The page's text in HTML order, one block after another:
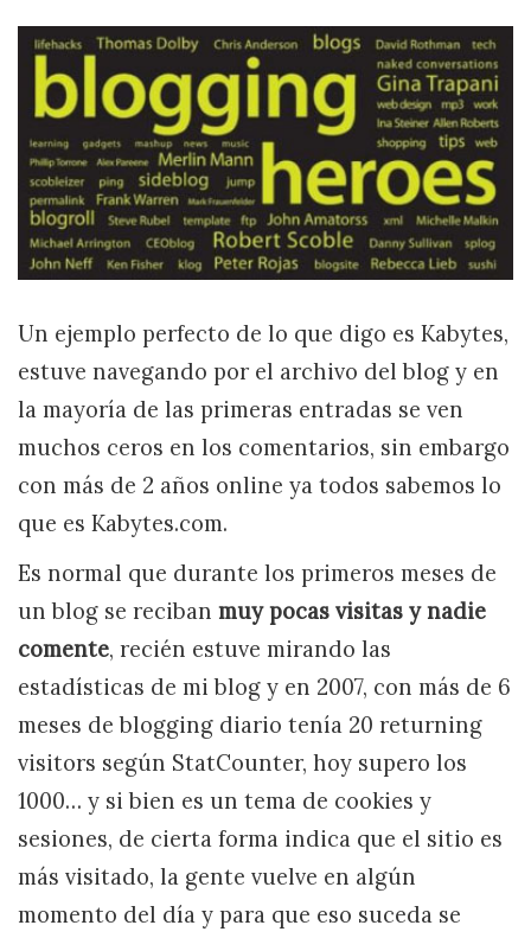
Un ejemplo perfecto de lo que digo es Kabytes,
estuve navegando por el archivo del blog y en
la mayoría de las primeras entradas se ven
muchos ceros en los comentarios, sin embargo
con más de 2 años online ya todos sabemos lo
que es Kabytes.com.
Es normal que durante los primeros meses de
un blog se reciban muy pocas visitas y nadie
comente, recién estuve mirando las
estadísticas de mi blog y en 2007, con más de 6
meses de blogging diario tenía 20 returning
visitors según StatCounter, hoy supero los
1000… y si bien es un tema de cookies y
sesiones, de cierta forma indica que el sitio es
más visitado, la gente vuelve en algún
momento del día y para que eso suceda se